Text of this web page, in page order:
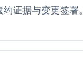
证据与变更签署。